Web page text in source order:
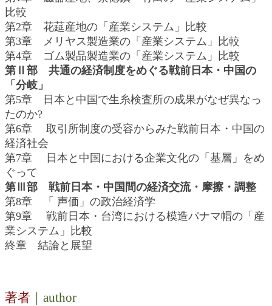
比較
第2章 花莚産地の「産業システム」比較
第3章 メリヤス製造業の「産業システム」比較
第4章 ゴム製品製造業の「産業システム」比較
第Ⅱ部 共通の経済制度をめぐる戦前日本・中国の
「分岐」
第5章 日本と中国で生糸検査所の成果がなぜ異なっ
たのか?
第6章 取引所制度の受容からみた戦前日本・中国の
経済社会
第7章 日本と中国における企業文化の「基層」をめ
ぐって
第Ⅲ部 戦前日本・中国間の経済交流・摩擦・調整
第8章 「 声価」の政治経済学
第9章 戦前日本・台湾における模造パナマ帽の「産
業システム」比較
終章 結論と展望
著者 ｜author